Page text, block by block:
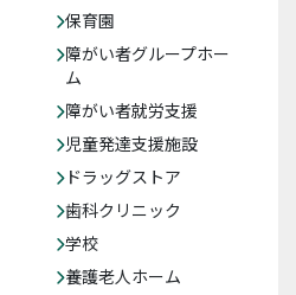
保育園
障がい者グループホー
ム
障がい者就労支援
児童発達支援施設
ドラッグストア
歯科クリニック
学校
養護老人ホーム